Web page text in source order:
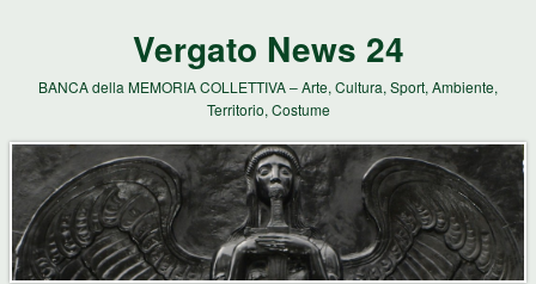
Vergato News 24
BANCA della MEMORIA COLLETTIVA – Arte, Cultura, Sport, Ambiente,
Territorio, Costume